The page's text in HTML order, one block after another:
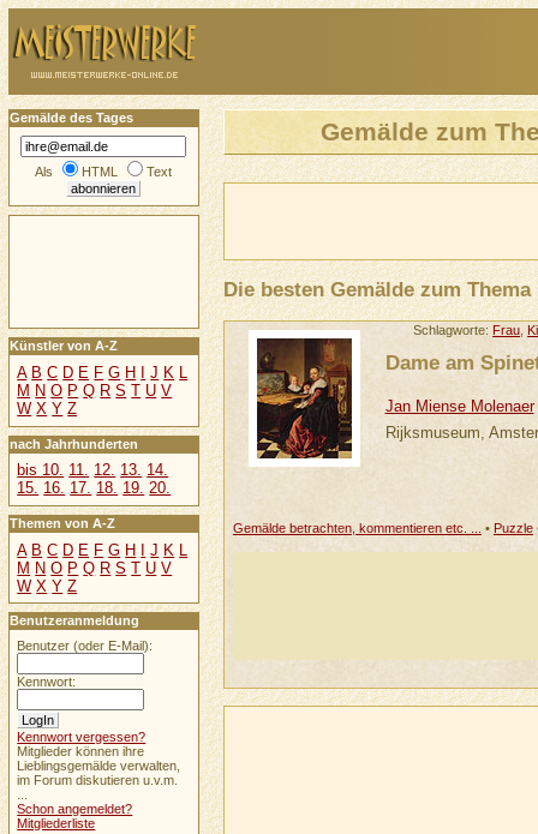
Gemälde zum
Die besten Gemälde zum Thema
Schlagworte:Frau
Dame am
Jan Miense Molenaer
Rijksmuseum,
Gemälde betrachten, kommentieren etc. ... • Puzzle
Gemälde des Tages
Als HTML Text
Künstler von A-Z
A B C D E F G H J K L
M N O P Q R S T U V
W X Y Z
nach Jahrhunderten
bis 10. 11. 12. 13. 14.
15. 16. 17. 18. 19. 20.
Themen von A-Z
A B C D E F G H I J K L
M N O P Q R S T U V
W X Y Z
Benutzeranmeldung
Benutzer (oder E-Mail):
Kennwort:
Kennwort vergessen?
Mitglieder können ihre
Lieblingsgemälde verwalten,
im Forum diskutieren u.v.m.
Schon angemeldet?
Mitgliederliste